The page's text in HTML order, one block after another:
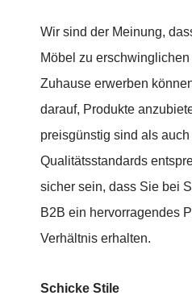
Wir sind der Meinung,
Möbel zu
Zuhause erwerben
darauf, Produkte
preisgünstig sind als
Qualitätsstandards
sicher sein, dass Sie bei
B2B ein hervorragendes
Verhältnis erhalten.
Schicke Stile